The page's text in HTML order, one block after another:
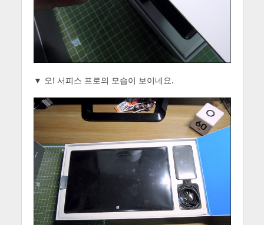
▼ 오! 서피스 프로의 모습이 보이네요.